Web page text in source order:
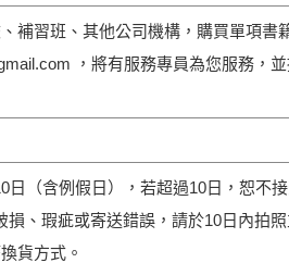
補習班、其他公司機構，購買單項
，將有服務專員為您服務，並
日（含例假日），若超過10日，恕不接
損、瑕疵或寄送錯誤，請於10日內拍
貨方式。